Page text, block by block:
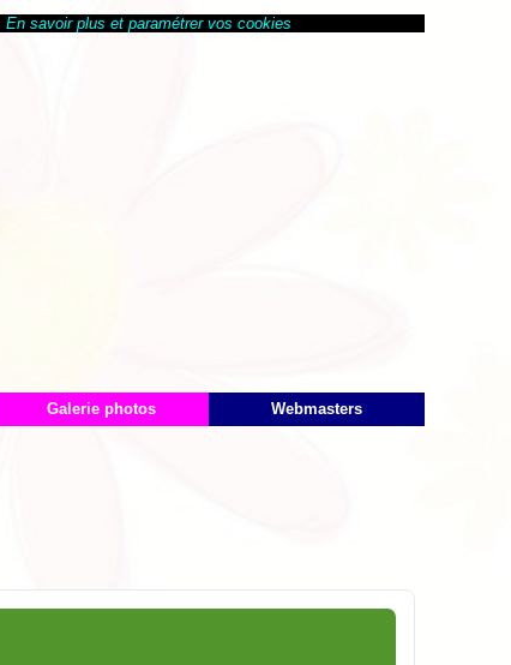
En savoir plus et paramétrer vos cookies
Galerie photos Webmasters